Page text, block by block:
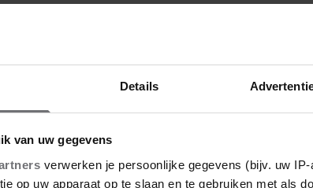
Details
van uw gegevens
verwerken je persoonlijke gegevens (bijv. uw
op uw apparaat op te slaan en te gebruiken met als